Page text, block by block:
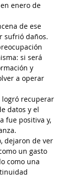
enero de
de ese
sufrió daños.
si será
y
a operar
logró recuperar
datos y el
fue positiva y,
dejaron de ver
un gasto
como una